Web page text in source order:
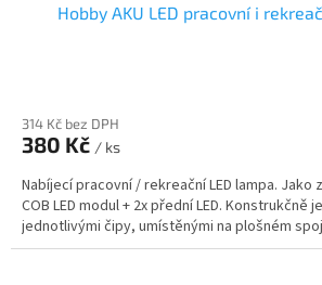
Hobby AKU LED pracovní i
314 Kč bez DPH
380 Kč / ks
Nabíjecí pracovní / rekreační LED lampa. Jako
COB LED modul + 2x přední LED. Konstrukčně
jednotlivými čipy, umístěnými na plošném